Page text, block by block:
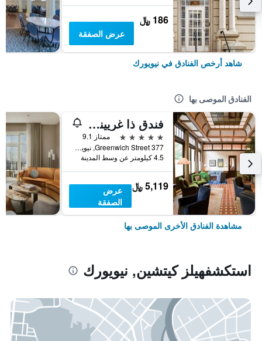
186 ﷼
عرض الصفقة
شاهد أرخص الفنادق في نيويورك
الفنادق الموصى بها
فندق ذا غريينيتش
5 نجوم
ممتاز 9.1
377 Greenwich Street, نيويورك, NY, الولايات المتحدة الأميريكية
4.5 كيلومتر عن وسط المدينة
5,119 ﷼
عرض
الصفقة
مشاهدة الفنادق الأخرى الموصى بها
استكشفهيلز كيتشين, نيويورك